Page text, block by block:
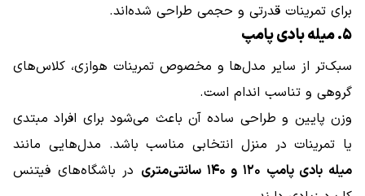
برای تمرینات قدرتی و حجمی طراحی شده‌اند.
۵. میله بادی پامپ
سبک‌تر از سایر مدل‌ها و مخصوص تمرینات هوازی، کلاس‌های
گروهی و تناسب اندام است.
وزن پایین و طراحی ساده آن باعث می‌شود برای افراد مبتدی
یا تمرینات در منزل انتخابی مناسب باشد. مدل‌هایی مانند
میله بادی پامپ ۱۲۰ و ۱۴۰ سانتی‌متری
در باشگاه‌های فیتنس